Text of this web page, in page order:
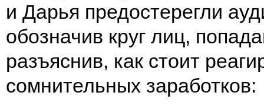
и Дарья предостерегли
обозначив круг лиц,
разъяснив, как стоит
сомнительных заработков: